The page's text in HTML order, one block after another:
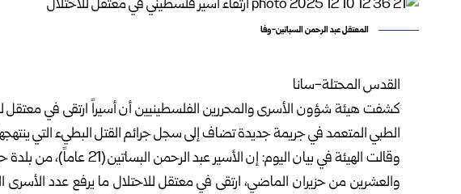
المعتقل عبد الرحمن السباتين-وفا
القدس المحتلة-سانا
كشفت هيئة شؤون الأسرى والمحررين الفلسطينيين أن أسيراً ارتقى في معتقل
الطبي المتعمد في جريمة جديدة تضاف إلى سجل جرائم القتل البطيء التي
وقالت الهيئة في بيان اليوم: إن
والعشرين من حزيران الماضي، ارتقى في معتقل للاحتلال ما يرفع عدد الأسرى